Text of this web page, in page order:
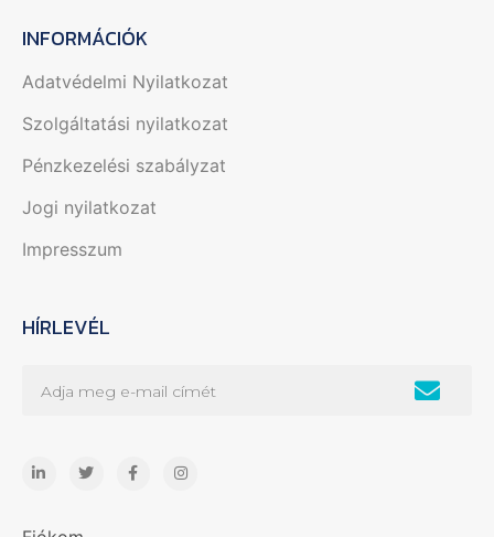
INFORMÁCIÓK
Adatvédelmi Nyilatkozat
Szolgáltatási nyilatkozat
Pénzkezelési szabályzat
Jogi nyilatkozat
Impresszum
HÍRLEVÉL